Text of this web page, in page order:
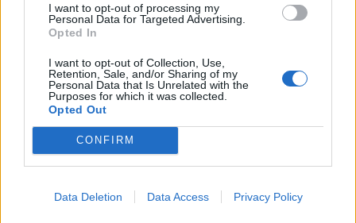
I want to opt-out of processing my
Personal Data for Targeted Advertising.
Opted In
I want to opt-out of Collection, Use,
Retention, Sale, and/or Sharing of my
Personal Data that Is Unrelated with the
Purposes for which it was collected.
Opted Out
CONFIRM
Data Deletion Data Access Privacy Policy
18η συνεχόμενη χρονιά για τον ΟΤΕ στη διεθνή σειρά δεικτών
FTSE4Good
Alpha Bank: Για πρώτη φορά το Αρχαίο Θέατρο Επιδαύρου άνοιξε τις
πύλες του σε όλους
ΠΕΡΙΣΣΌΤΕΡΑ ΣΕ ΑΥΤΉ ΤΗΝ ΚΑΤΗΓΟΡΊΑ